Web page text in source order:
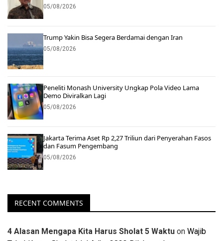
05/08/2026
Trump Yakin Bisa Segera Berdamai dengan Iran
05/08/2026
Peneliti Monash University Ungkap Pola Video Lama
Demo Diviralkan Lagi
05/08/2026
Jakarta Terima Aset Rp 2,27 Triliun dari Penyerahan Fasos
dan Fasum Pengembang
05/08/2026
RECENT COMMENTS
4 Alasan Mengapa Kita Harus Sholat 5 Waktu on Wajib